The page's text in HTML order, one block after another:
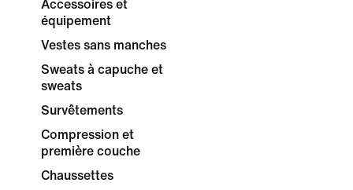
Accessoires et
équipement
Vestes sans manches
Sweats à capuche et
sweats
Survêtements
Compression et
première couche
Chaussettes